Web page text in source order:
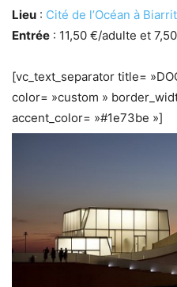
Lieu : Cité de l’Océan à
Entrée : 11,50 €/adulte et
[vc_text_separator title=
color= »custom »
accent_color= »#1e73be »]